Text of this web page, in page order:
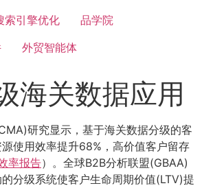
索引擎优化
品学院
外贸智能体
海关数据应用
研究显示，基于海关数据分级的客
使用效率提升68%，高价值客户留存
率报告）。全球B2B分析联盟(GBAA)
分级系统使客户生命周期价值(LTV)提